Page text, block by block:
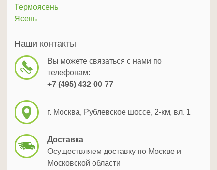
Термоясень
Ясень
Наши контакты
Вы можете связаться с нами по
телефонам:
+7 (495) 432-00-77
г. Москва, Рублевское шоссе, 2-км, вл. 1
Доставка
Осуществляем доставку по Москве и
Московской области